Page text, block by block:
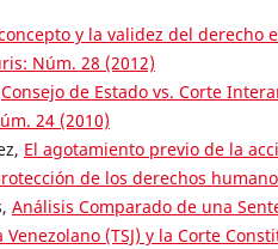
y la validez del derecho
Núm. 28 (2012)
Consejo de Estado vs. Corte
24 (2010)
El agotamiento previo de la
de los derechos
Análisis Comparado de una
(TSJ) y la Corte